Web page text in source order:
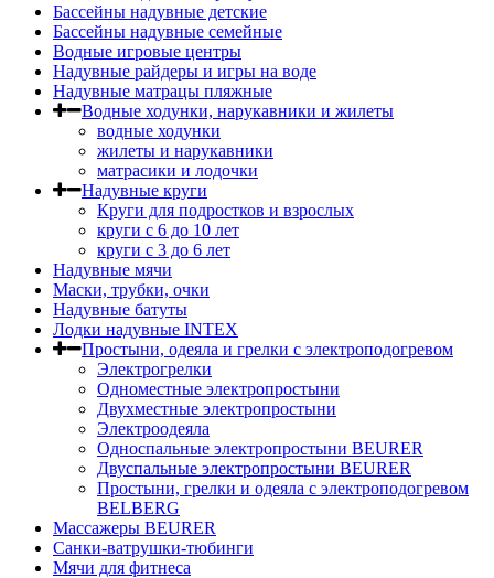
Бассейны надувные детские
Бассейны надувные семейные
Водные игровые центры
Надувные райдеры и игры на воде
Надувные матрацы пляжные
Водные ходунки, нарукавники и жилеты
водные ходунки
жилеты и нарукавники
матрасики и лодочки
Надувные круги
Круги для подростков и взрослых
круги с 6 до 10 лет
круги c 3 до 6 лет
Надувные мячи
Маски, трубки, очки
Надувные батуты
Лодки надувные INTEX
Простыни, одеяла и грелки с электроподогревом
Электрогрелки
Одноместные электропростыни
Двухместные электропростыни
Электроодеяла
Односпальные электропростыни BEURER
Двуспальные электропростыни BEURER
Простыни, грелки и одеяла с электроподогревом
BELBERG
Массажеры BEURER
Санки-ватрушки-тюбинги
Мячи для фитнеса